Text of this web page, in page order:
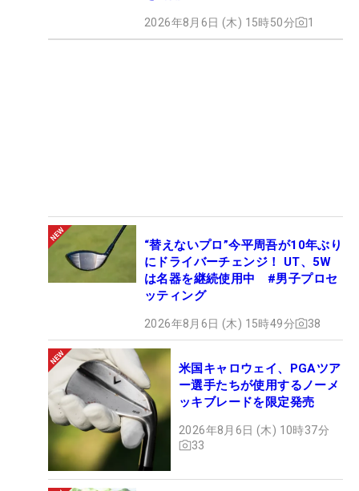
2026年8月6日 (木) 15時50分 1
“替えないプロ”今平周吾が10年ぶり
にドライバーチェンジ！ UT、5W
は名器を継続使用中 #男子プロセ
ッティング
2026年8月6日 (木) 15時49分 38
米国キャロウェイ、PGAツア
ー選手たちが使用するノーメ
ッキブレードを限定発売
2026年8月6日 (木) 10時37分
33